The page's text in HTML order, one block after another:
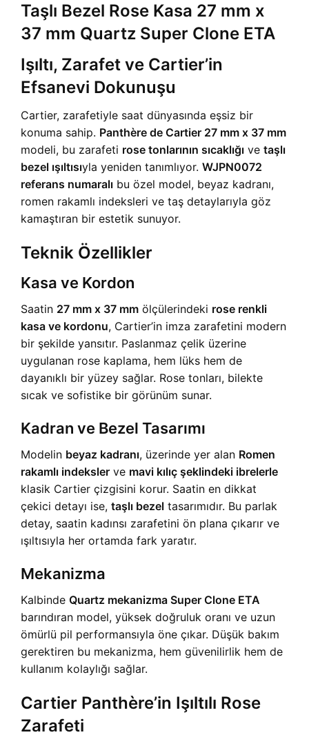
Taşlı Bezel Rose Kasa 27 mm x
37 mm Quartz Super Clone ETA
Işıltı, Zarafet ve Cartier’in
Efsanevi Dokunuşu
Cartier, zarafetiyle saat dünyasında eşsiz bir
konuma sahip. Panthère de Cartier 27 mm x 37 mm
modeli, bu zarafeti rose tonlarının sıcaklığı ve taşlı
bezel ışıltısıyla yeniden tanımlıyor. WJPN0072
referans numaralı bu özel model, beyaz kadranı,
romen rakamlı indeksleri ve taş detaylarıyla göz
kamaştıran bir estetik sunuyor.
Teknik Özellikler
Kasa ve Kordon
Saatin 27 mm x 37 mm ölçülerindeki rose renkli
kasa ve kordonu, Cartier’in imza zarafetini modern
bir şekilde yansıtır. Paslanmaz çelik üzerine
uygulanan rose kaplama, hem lüks hem de
dayanıklı bir yüzey sağlar. Rose tonları, bilekte
sıcak ve sofistike bir görünüm sunar.
Kadran ve Bezel Tasarımı
Modelin beyaz kadranı, üzerinde yer alan Romen
rakamlı indeksler ve mavi kılıç şeklindeki ibrelerle
klasik Cartier çizgisini korur. Saatin en dikkat
çekici detayı ise, taşlı bezel tasarımıdır. Bu parlak
detay, saatin kadınsı zarafetini ön plana çıkarır ve
ışıltısıyla her ortamda fark yaratır.
Mekanizma
Kalbinde Quartz mekanizma Super Clone ETA
barındıran model, yüksek doğruluk oranı ve uzun
ömürlü pil performansıyla öne çıkar. Düşük bakım
gerektiren bu mekanizma, hem güvenilirlik hem de
kullanım kolaylığı sağlar.
Cartier Panthère’in Işıltılı Rose
Zarafeti